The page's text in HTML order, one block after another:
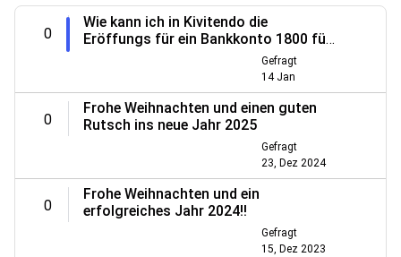
0
Wie kann ich in Kivitendo die
Eröffungs für ein Bankkonto 1800 für
für das Jahr 2024 rückwirkend zu
Gefragt
14 Jan
0
Frohe Weihnachten und einen guten
Rutsch ins neue Jahr 2025
Gefragt
23, Dez 2024
0
Frohe Weihnachten und ein
erfolgreiches Jahr 2024!!
Gefragt
15, Dez 2023